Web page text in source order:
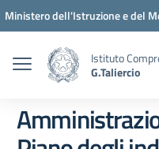
Vai ai contenuti
Vai al menu di navigazione
Vai al footer
Ministero dell'Istruzione e del
Istituto
G.Taliercio